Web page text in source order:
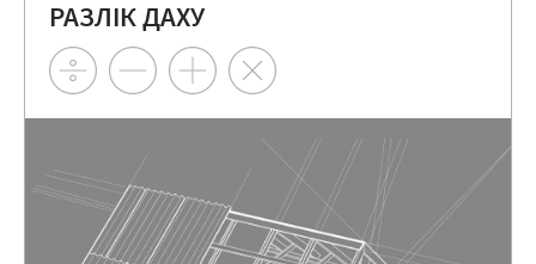
РАЗЛІК ДАХУ